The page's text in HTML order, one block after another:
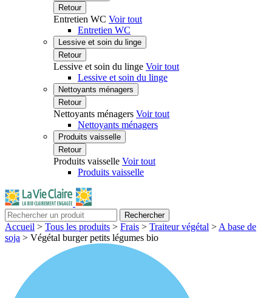
Retour
Entretien WC Voir tout
Entretien WC
Lessive et soin du linge
Retour
Lessive et soin du linge Voir tout
Lessive et soin du linge
Nettoyants ménagers
Retour
Nettoyants ménagers Voir tout
Nettoyants ménagers
Produits vaisselle
Retour
Produits vaisselle Voir tout
Produits vaisselle
Rechercher
Accueil > Tous les produits > Frais > Traiteur végétal > A base de
soja > Végétal burger petits légumes bio